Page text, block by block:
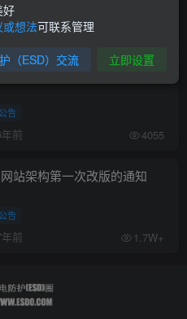
善
前
上线三周年啦！
告
前 4055
站架构第一次改版的通知
告
前 1.7W+
好
想法可联系管理
（ESD）交流 立即设置